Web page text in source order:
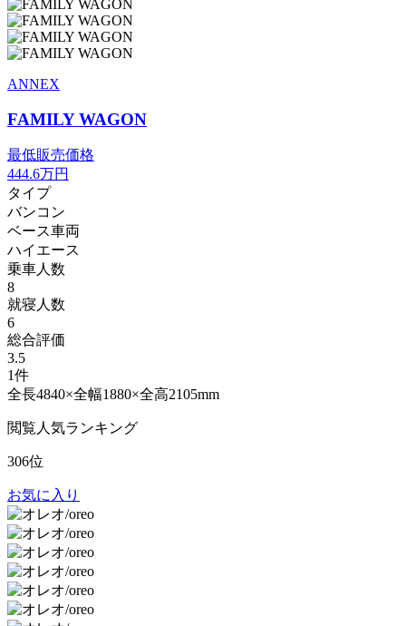
ANNEX
FAMILY WAGON
最低販売価格
444.6万円
タイプ
バンコン
ベース車両
ハイエース
乗車人数
8
就寝人数
6
総合評価
3.5
1件
全長4840×全幅1880×全高2105mm
閲覧人気ランキング
306位
お気に入り